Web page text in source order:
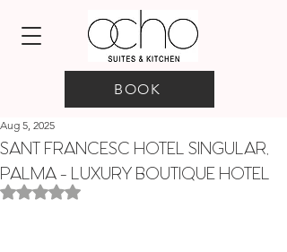
BOOK
SANT FRANCESC HOTEL SINGULAR,
PALMA - LUXURY BOUTIQUE HOTEL
Aug 5, 2025
Rated NaN out of 5 stars.